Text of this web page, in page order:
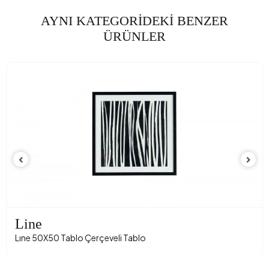
AYNI KATEGORİDEKİ BENZER
ÜRÜNLER
Line
Lıne 50X50 Tablo Çerçeveli Tablo